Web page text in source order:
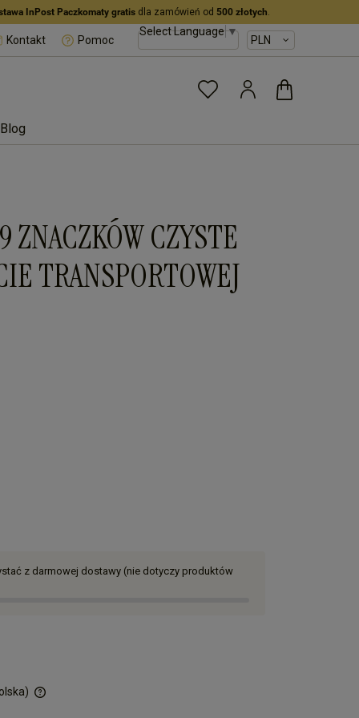
InPost Paczkomaty gratis dla zamówień od 500 złotych.
Select Language▼
Kontakt Pomoc
Blog
ZNACZKÓW CZYSTE
TRANSPORTOWEJ
z darmowej dostawy (nie dotyczy produktów